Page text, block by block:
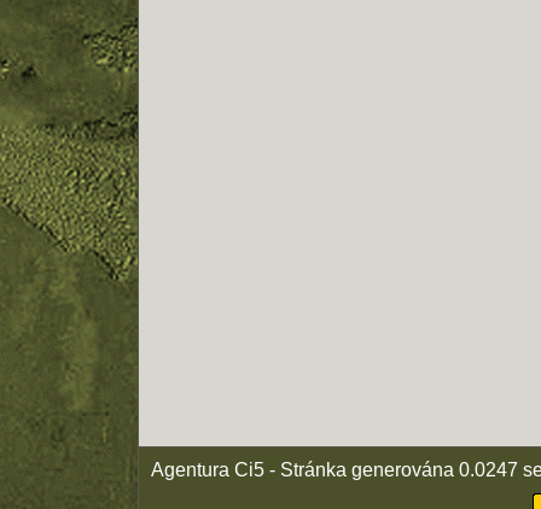
Agentura Ci5 - Stránka generována 0.0247